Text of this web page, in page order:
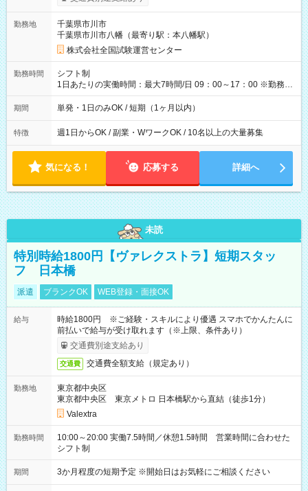
り！】 希望される場合、勤務から1週間ほどで給与の一部を受け
例】 ・河合塾模擬試験 8:30～17:30（休憩1時間） 時給1,300円
×8時間＝日収10,400円＋交通費 ※当日の役割により時給＋100
円の場合あり ・国家試験 7:00～13:30（休憩なし） 時給1,300
円（役割手当＋100円）×6時間＝日収8,400円＋交通費 【試用期
間】試用期間なし
勤務地
千葉県市川市
千葉県市川市八幡（最寄り駅：本八幡駅）
株式会社全国試験運営センター
勤務時間
シフト制
1日あたりの実働時間：最大7時間/日 09：00～17：00 ※勤務時
間は 試験により異なります。
期間 単発・1日のみOK / 短期（1ヶ月以内）
特徴 週1日からOK / 副業・WワークOK / 10名以上の大量募集
気になる！ 応募する 詳細へ
未読
特別時給1800円【ヴァレクストラ】短期スタッ
フ 日本橋
派遣 ブランクOK WEB登録・面接OK
給与
時給1800円 ※ご経験・スキルにより優遇 スマホでかんたんに
前払いで給与が受け取れます（※上限、条件あり）
交通費別途支給あり
交通費 交通費全額支給（規定あり）
勤務地
東京都中央区
東京都中央区 東京メトロ 日本橋駅から直結（徒歩1分）
Valextra
勤務時間
10:00～20:00 実働7.5時間／休憩1.5時間 営業時間に合わせた
シフト制
期間 3か月程度の短期予定 ※開始日はお気軽にご相談ください